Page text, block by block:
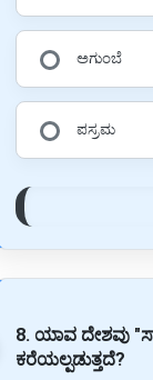
ಅಗುಂಬೆ
ಪಸ್ರಮ
8. ಯಾವ ದೇಶವು
ಕರೆಯಲ್ಪಡುತ್ತದೆ?